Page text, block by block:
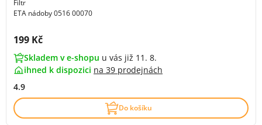
Filtr
ETA nádoby 0516 00070
Cena s DPH:
199 Kč
Skladem v e-shopu u vás již 11. 8.
ihned k dispozici na 39 prodejnách
4.9
Do košíku